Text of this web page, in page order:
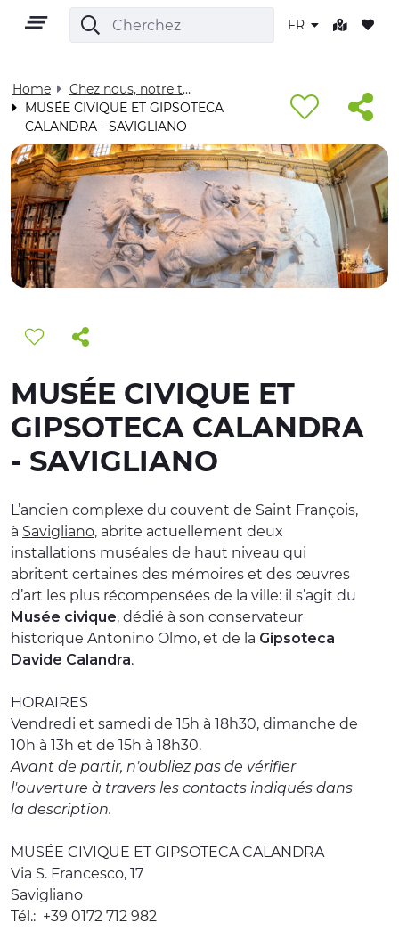
FR
TERRITOIRE
CULTURE
NATURE ET BIEN-ÊTRE
EXPÉRIENCES
ÉVÉNEMENTS
OFFERTE
ACCUEIL
Home
Chez nous, notre territoire - Visit Cuneese
MUSÉE CIVIQUE ET GIPSOTECA
CALANDRA - SAVIGLIANO
MUSÉE CIVIQUE ET
GIPSOTECA CALANDRA
- SAVIGLIANO
L’ancien complexe du couvent de Saint François,
à Savigliano, abrite actuellement deux
installations muséales de haut niveau qui
abritent certaines des mémoires et des œuvres
d’art les plus récompensées de la ville: il s’agit du
Musée civique, dédié à son conservateur
historique Antonino Olmo, et de la Gipsoteca
Davide Calandra.
HORAIRES
Vendredi et samedi de 15h à 18h30, dimanche de
10h à 13h et de 15h à 18h30.
Avant de partir, n'oubliez pas de vérifier
l'ouverture à travers les contacts indiqués dans
la description.
MUSÉE CIVIQUE ET GIPSOTECA CALANDRA
Via S. Francesco, 17
Savigliano
Tél.: +39 0172 712 982